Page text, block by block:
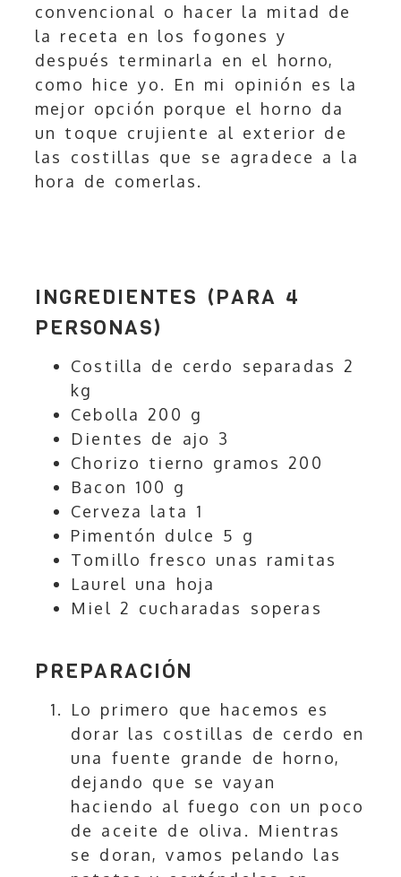
convencional o hacer la mitad de
la receta en los fogones y
después terminarla en el horno,
como hice yo. En mi opinión es la
mejor opción porque el horno da
un toque crujiente al exterior de
las costillas que se agradece a la
hora de comerlas.
INGREDIENTES (PARA 4
PERSONAS)
Costilla de cerdo separadas 2
kg
Cebolla 200 g
Dientes de ajo 3
Chorizo tierno gramos 200
Bacon 100 g
Cerveza lata 1
Pimentón dulce 5 g
Tomillo fresco unas ramitas
Laurel una hoja
Miel 2 cucharadas soperas
PREPARACIÓN
Lo primero que hacemos es
dorar las costillas de cerdo en
una fuente grande de horno,
dejando que se vayan
haciendo al fuego con un poco
de aceite de oliva. Mientras
se doran, vamos pelando las